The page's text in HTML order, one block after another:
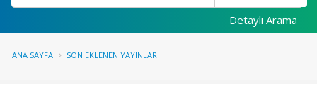
Detaylı Arama
ANA SAYFA SON EKLENEN YAYINLAR